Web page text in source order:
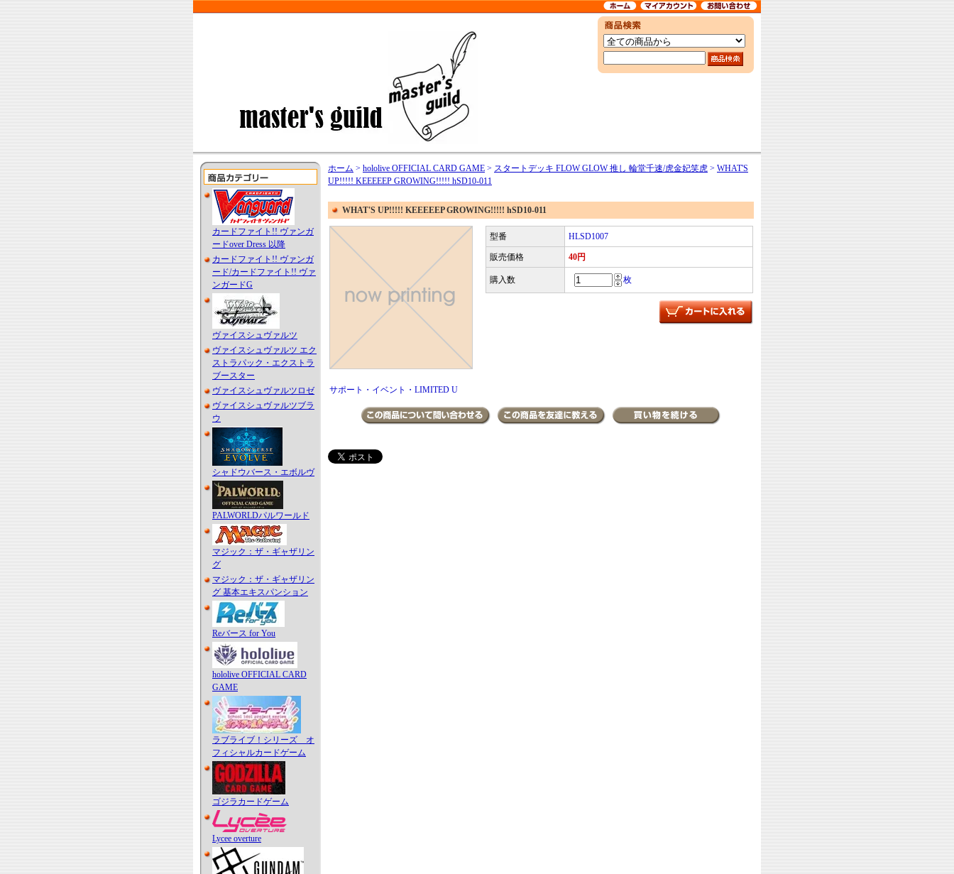
カードファイト!! ヴァンガ
ードover Dress 以降
カードファイト!! ヴァンガ
ード/カードファイト!! ヴァ
ンガードG
ヴァイスシュヴァルツ
ヴァイスシュヴァルツ エク
ストラパック・エクストラ
ブースター
ヴァイスシュヴァルツロゼ
ヴァイスシュヴァルツブラ
ウ
シャドウバース・エボルヴ
PALWORLDパルワールド
マジック：ザ・ギャザリン
グ
マジック：ザ・ギャザリン
グ 基本エキスパンション
Reバース for You
hololive OFFICIAL CARD
GAME
ラブライブ！シリーズ オ
フィシャルカードゲーム
ゴジラカードゲーム
Lycee overture
ホーム > hololive OFFICIAL CARD GAME > スタートデッキ FLOW GLOW 推し 輪堂千速/虎金妃笑虎 > WHAT'S
UP!!!!! KEEEEEP GROWING!!!!! hSD10-011
WHAT'S UP!!!!! KEEEEEP GROWING!!!!! hSD10-011
型番 HLSD1007
販売価格 40円
購入数 枚
サポート・イベント・LIMITED U